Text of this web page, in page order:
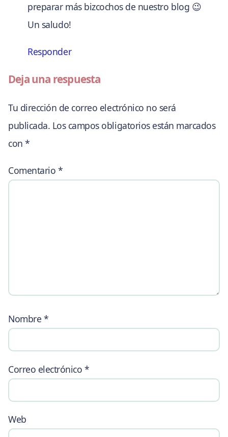
preparar más bizcochos de nuestro blog 😉
Un saludo!
Responder
Deja una respuesta
Tu dirección de correo electrónico no será
publicada. Los campos obligatorios están marcados
con*
Comentario *
Nombre *
Correo electrónico *
Web